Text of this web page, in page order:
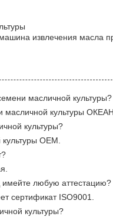
извлечения масла
масличной культуры?
культуры
культуры?
OEM.
имейте любую аттестацию?
сертификат ISO9001.
культуры?